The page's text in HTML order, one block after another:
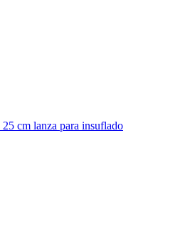
cm lanza para insuflado